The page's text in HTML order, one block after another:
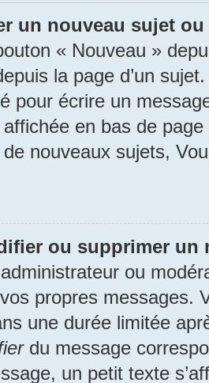
un nouveau sujet
« Nouveau »
la page d’un
pour écrire un
en bas de
de nouveaux sujets,
ou supprimer un
ou
propres messages.
une durée limitée
du message
un petit texte